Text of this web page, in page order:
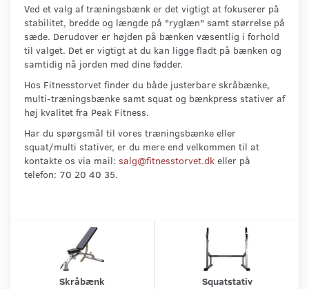
Ved et valg af træningsbænk er det vigtigt at fokuserer på
stabilitet, bredde og længde på "ryglæn" samt størrelse på
sæde. Derudover er højden på bænken væsentlig i forhold
til valget. Det er vigtigt at du kan ligge fladt på bænken og
samtidig nå jorden med dine fødder.
Hos Fitnesstorvet finder du både justerbare skråbænke,
multi-træningsbænke samt squat og bænkpress stativer af
høj kvalitet fra Peak Fitness.
Har du spørgsmål til vores træningsbænke eller
squat/multi stativer, er du mere end velkommen til at
kontakte os via mail: salg@fitnesstorvet.dk eller på
telefon: 70 20 40 35.
Skråbænk Squatstativ